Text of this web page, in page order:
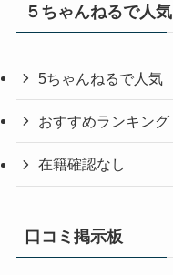
５ちゃんねるで人気
5ちゃんねるで人気
おすすめランキング
在籍確認なし
口コミ掲示板